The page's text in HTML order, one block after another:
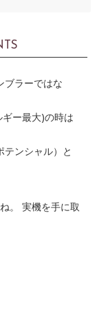
ブラーではな
ー最大)の時は
ンシャル）と
。 実機を手に取